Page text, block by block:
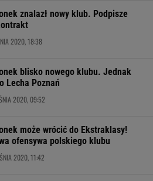
znalazł nowy klub. Podpisze
2020, 18:38
blisko nowego klubu. Jednak
Lecha Poznań
2020, 09:52
może wrócić do Ekstraklasy!
ofensywa polskiego klubu
2020, 11:42